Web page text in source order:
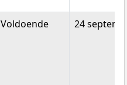
Voldoende 24